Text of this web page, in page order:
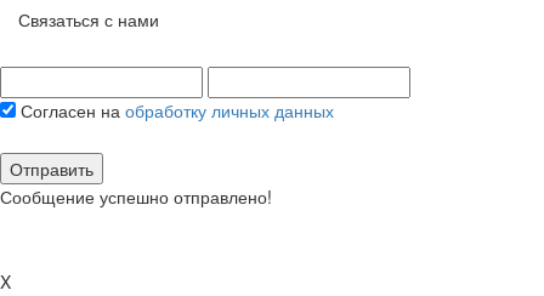
Связаться с нами
Согласен на обработку личных данных
Отправить
Сообщение успешно отправлено!
X